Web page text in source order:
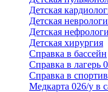
Детская
Детская
Детская
Детская хирургия
Справка в бассейн
Справка в лагерь
Справка в
Медкарта 026/у в